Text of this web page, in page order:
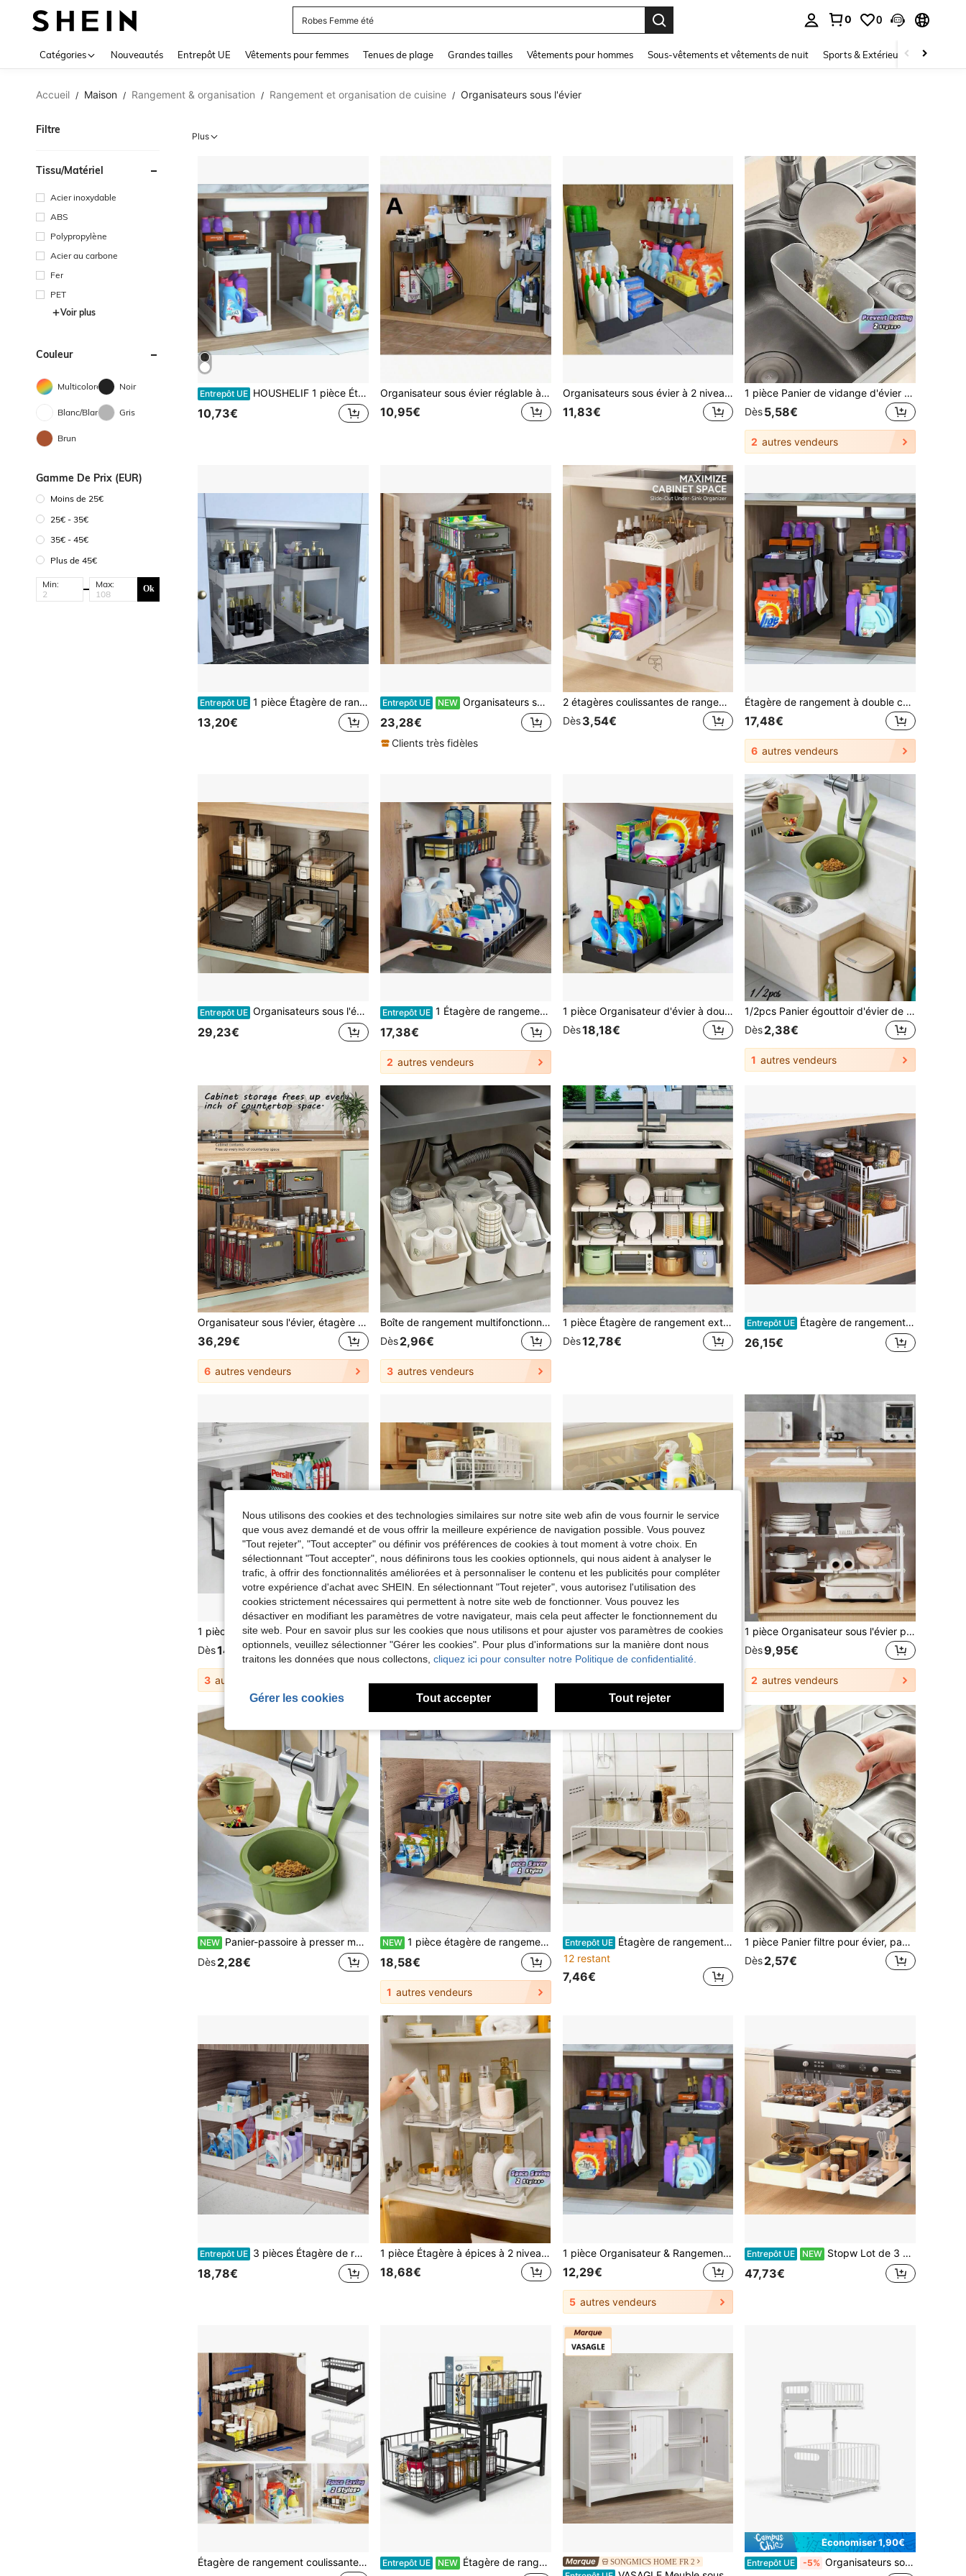
Jupe
0 0
Catégories Nouveautés Entrepôt UE Vêtements pour femmes Tenues de plage Grandes tailles Vêtements pour hommes Sous-vêtements et vêtements de nuit Sports & Extérieur Enfants
Accueil / Maison / Rangement & organisation / Rangement et organisation de cuisine / Organisateurs sous l'évier
Filtre
Tissu/matériel
Acier inoxydable
ABS
Polypropylène
Acier au carbone
Fer
PET
Voir plus
Couleur
Multicolore Noir
Blanc/Blanche Gris
Brun
Gamme De Prix (EUR)
Moins de 25€
25€ - 35€
35€ - 45€
Plus de 45€
Min: Max: Ok
Plus
Entrepôt UE HOUSHELIF 1 pièce Étagère organisatrice d'évier à double couche, étagère de rangement multifonctionnelle pour petit espace, convient pour les tiroirs de salle de bain et de cuisine
10,73€
Organisateur sous évier réglable à 2 niveaux | Tiroir de rangement coulissant pour cuisine & salle de bain UE | Gain de place robuste, résistant à l'eau (convient pour les produits de nettoyage/ustensiles).
10,95€
Organisateurs sous évier à 2 niveaux, organisateurs de placard coulissants en forme de L, rangement pour espace étroit, organisateur d'évier multifonction pour salle de bain, cuisine et tiroir.
11,83€
1 pièce Panier de vidange d'évier de cuisine, passoire multifonction pour évier de cuisine avec fente de rangement, panier de vidange pour le lavage des aliments et des légumes, pratique pour ranger les éponges/torchons, filtre rapidement les restes pour éviter la pourriture et les mauvaises odeurs
Dès5,58€
2 autres vendeurs
Entrepôt UE 1 pièce Étagère de rangement coulissante à 2 niveaux avec crochets, étagère de rangement multifonctionnelle pour lavabo de salle de bain et de cuisine, en métal et plastique
13,20€
Entrepôt UE NEW Organisateurs sous l'évier
23,28€
Clients très fidèles
2 étagères coulissantes de rangement pour salle de bain et cuisine avec 5 crochets, étagère de rangement multifonctionnelle pour évier, conception extensible et résistante à l'humidité, en matériau PP épais, facile à installer et à nettoyer
Dès 3,54€
Étagère de rangement à double couche avec panier coulissant sous l'évier, avec tiroirs et crochets, organisation efficace pour les armoires de salle de bain et de cuisine. Conception de tiroir inférieur pour un glissement facile, un accessoire de cuisine pratique., Cadeau de pendaison de crémaillère
17,48€
6 autres vendeurs
Entrepôt UE Organisateurs sous l'évier
29,23€
Entrepôt UE 1 Étagère de rangement sous évier, étagère de rangement à 2 niveaux avec tiroirs coulissants, meuble de rangement coulissant sous évier, étagère de rangement multifonctionnelle pour cuisine, salle de bain, garde-manger
17,38€
2 autres vendeurs
1 pièce Organisateur d'évier à double niveau, 1 pièce Organisateur d'espace étroit, Organisateur d'évier multifonction, Convient pour les tiroirs de salle de bain et de cuisine. Étagère à épices en plastique pour plan de travail, Organisateur de condiments, Support pour vaisselle et ustensiles, Organisateur d'évier, Étagère de rangement en plastique
Dès18,18€
1/2pcs Panier égouttoir d'évier de cuisine, Panier de vidange d'évier de cuisine, Panier égouttoir d'évier multifonctionnel suspendu, Panier filtre de vidange d'évier de cuisine, Panier égouttoir suspendu au robinet, Utilisé pour filtrer les déchets de cuisine et stocker temporairement les éponges/articles
Dès2,38€
1 autres vendeurs
Organisateur sous l'évier, étagère de rangement coulissante pour armoire, étagère réglable sous l'évier, tiroir coulissant, panier de rangement pour cuisine et salle de bain, organisateur sous l'armoire, étagère de rangement pour produits de nettoyage, rangement sous l'évier à deux niveaux
36,29€
6 autres vendeurs
Boîte de rangement multifonctionnelle au design incurvé, poignée ergonomique, ouverture inclinée pour un accès facile et rapide, épaissie et durable, convient pour la salle de bain, sous l'évier, la buanderie, panier de rangement pratique de grande taille, organisateur de tiroir de rangement pour jouets
Dès2,96€
3 autres vendeurs
1 pièce Étagère de rangement extensible sous l'évier, support de casserole multifonctionnel à 2 niveaux, étagère de rangement pour armoire de cuisine, accessoires de rangement pour salle de bain
Dès12,78€
Entrepôt UE Étagère de rangement extensible sous le comptoir, double couche, grande capacité, forte capacité de charge, montage facile, étagère de rangement pour placard - 37,4 x 26,5 x 44 cm
26,15€
1 pièce Étagère de rangement sous l'évier à double couche, organisateur coulissant extractible, matériau PP, conception gain de place, rangement intégré sous l'évier, convient pour le rangement du plan de travail de la cuisine et de la salle de bain, étagère de rangement multifonctionnelle pour la maison
Dès14,98€
3 autres vendeurs
Entrepôt UE Étagère Rangements Sous Évier Cuisine Panier de Rangement Coulissant à 2 Niveaux pour Placard de Cuisine, Salle de Bain, Tiroirs Coulissants Sous Évier, 37.4*26.5*44cm, Noir/Blanc
26,68€
5autres vendeurs
NEW Organisateur de meuble de cuisine avec plateau de drainage incliné amovible, support pour éponge et brosse avec barre porte-serviette, drainage rapide, garde le comptoir propre, convient pour ranger les éponges, les brosses et autres outils et fournitures de nettoyage de cuisine
Dès8,93€
1 pièce Organisateur sous l'évier pour cuisine, étagère de rangement pour salle de bain, étagère de plan de travail pour four, micro-ondes, organisation de cuisine
Dès9,95€
2 autres vendeurs
NEW Panier-passoire à presser mains libres, filtre à résidus alimentaires, passoire suspendue pour évier de cuisine, filtre d'évier, système de filtration indépendant, conception de drainage à bouton de pression en un clic, panier de rangement en plastique pour robinet, pour ranger les éponges, les chiffons, les lavettes
Dès2,28€
NEW 1 pièce étagère de rangement coulissante à double couche pour meuble sous évier, organisateur de cuisine réglable multifonction, support de comptoir gain de place pour salle de bain, garde-manger, maison et utilitaire
18,58€
1 autres vendeurs
Entrepôt UE Étagère de rangement extensible en fer forgé pour la cuisine, étagère de rangement pour évier, étagère à condiments à plusieurs niveaux pour comptoir, égouttoir à vaisselle, organisateur de bureau multifonctionnel.
12 restant
7,46€
1 pièce Panier filtre pour évier, panier multifonctionnel sur l'évier de cuisine avec trous de drainage, panier de collecte d'aliments, panier de lavage des restes, légumes et fruits, support pour éponge et torchon, empêche l'obstruction et les odeurs de l'évier de cuisine
Dès2,57€
Entrepôt UE 3 pièces Étagère de rangement pour lavabo de salle de bain, organisateur de comptoir, étagère à cosmétiques pour coiffeuse, convient pour la cuisine et la salle de bain, tailles S/M/L
18,78€
1 pièce Étagère à épices à 2 niveaux avec séparateur, organisateur de rangement de cuisine, rangement de bouteilles d'assaisonnement, gain d'espace sur le comptoir, étagère multifonctionnelle réglable et transparente pour le garde-manger, accessoires de cuisine pour l'organisation de la maison
18,68€
1 pièce Organisateur & Rangement sous l'évier, Organisateur à 2 niveaux avec panier coulissant et crochets, Organisateur & Rangement multifonction sous l'évier pour la salle de bain et la cuisine, Fabriqué en métal et en plastique
12,29€
5 autres vendeurs
Entrepôt UE NEW Stopw Lot de 3 organisateurs coulissants pour armoires de cuisine, tiroirs et garde-robes, salle de bain et évier, tiroirs coulissants pour chambre et garde-manger (1 pièce) 3SUM
47,73€
Étagère de rangement coulissante à double couche sous l'évier, étagère de rangement multifonctionnelle sous l'évier, convient pour la cuisine et la salle de bain, gain de place, design extensible, facile à nettoyer, applicable à la salle de bain/cuisine/buanderie, maison rangée, couleur : noir Entrepôt UE NEW Étagère de rangement sous l'évier avec 2 paniers coulissants, organisateur de cuisine sous l'évier en acier inoxydable, organisateur sous l'évier, organisateur sous l'évier de cuisine à 2 niveaux (Noir) LKOD SONGMICS HOME FR 2
Économiser 1,90€
Entrepôt UE -5% Organisateurs sous l'évier
Nous utilisons des cookies et des technologies similaires sur notre site web afin de vous fournir le service
que vous avez demandé et de vous offrir la meilleure expérience de navigation possible. Vous pouvez
"Tout rejeter", "Tout accepter" ou définir vos préférences de cookies à tout moment à votre choix. En
sélectionnant "Tout accepter", nous définirons tous les cookies optionnels, qui nous aident à analyser le
trafic, à offrir des fonctionnalités améliorées et à personnaliser le contenu et les publicités pour compléter
votre expérience d'achat avec SHEIN. En sélectionnant "Tout rejeter", vous autorisez l'utilisation des
cookies strictement nécessaires qui permettent à notre site web de fonctionner. Vous pouvez les
désactiver en modifiant les paramètres de votre navigateur, mais cela peut affecter le fonctionnement du
site web. Pour en savoir plus sur les cookies que nous utilisons et pour ajuster vos paramètres de cookies
optionnels, veuillez sélectionner "Gérer les cookies". Pour plus d'informations sur la manière dont nous
traitons les données que nous collectons, cliquez ici pour consulter notre Politique de confidentialité.
Gérer les cookies Tout accepter Tout rejeter